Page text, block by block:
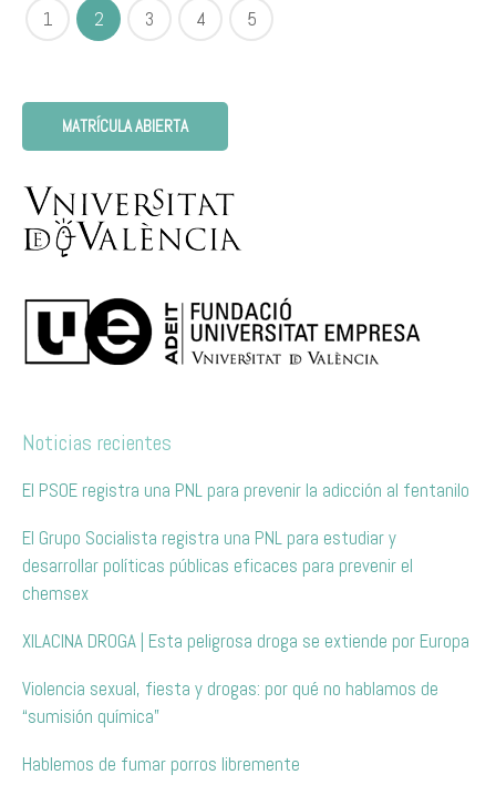
1 2 3 4 5
MATRÍCULA ABIERTA
Noticias recientes
El PSOE registra una PNL para prevenir la adicción al fentanilo
El Grupo Socialista registra una PNL para estudiar y
desarrollar políticas públicas eficaces para prevenir el
chemsex
XILACINA DROGA | Esta peligrosa droga se extiende por Europa
Violencia sexual, fiesta y drogas: por qué no hablamos de
“sumisión química”
Hablemos de fumar porros libremente